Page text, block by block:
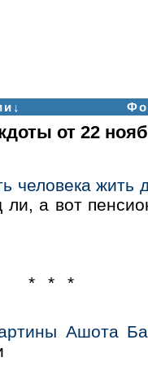
от 22
человека жить
а вот
* * *
Ашота